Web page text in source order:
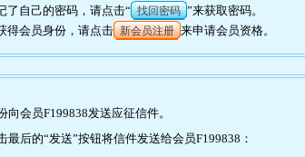
了自己的密码，请点击“ 找回密码 ”来获取密码。
得会员身份，请点击 新会员注册 来申请会员资格。
会员F199838发送应征信件。
后的“发送”按钮将信件发送给会员F199838：